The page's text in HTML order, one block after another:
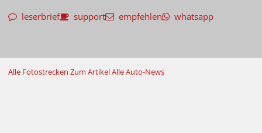
leserbrief support empfehlen whatsapp
Alle Fotostrecken Zum ArtikelAlle Auto-News